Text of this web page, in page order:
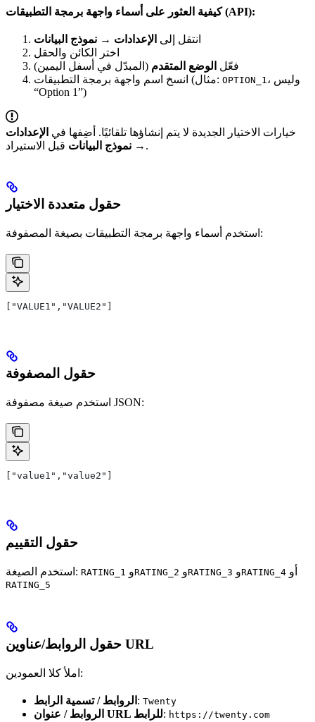
كيفية العثور على أسماء واجهة برمجة التطبيقات (API):
انتقل إلى الإعدادات → نموذج البيانات
اختر الكائن والحقل
فعّل الوضع المتقدم (المبدّل في أسفل اليمين)
انسخ اسم واجهة برمجة التطبيقات (مثال: OPTION_1 ، وليس
“Option 1”)
خيارات الاختيار الجديدة لا يتم إنشاؤها تلقائيًا. أضِفها في الإعدادات
→ نموذج البيانات قبل الاستيراد.
حقول متعددة الاختيار
استخدم أسماء واجهة برمجة التطبيقات بصيغة المصفوفة:
["VALUE1","VALUE2"]
حقول المصفوفة
استخدم صيغة مصفوفة JSON:
["value1","value2"]
حقول التقييم
استخدم الصيغة: RATING_1 وRATING_2 وRATING_3 وRATING_4 أو
RATING_5
حقول الروابط/عناوين URL
املأ كلا العمودين:
الروابط / تسمية الرابط : Twenty
الروابط / عنوان URL للرابط: https://twenty.com